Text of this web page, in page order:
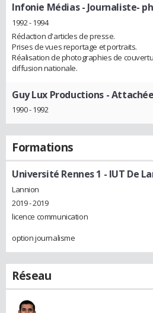
Infonie Médias- Journaliste-
1992 - 1994
Rédaction d'articles de presse.
Prises de vues reportage et portraits.
Réalisation de photographies de
diffusion nationale.
Guy Lux Productions -
1990 - 1992
Formations
Université Rennes 1 - IUT De
Lannion
2019 - 2019
licence communication
option journalisme
Réseau